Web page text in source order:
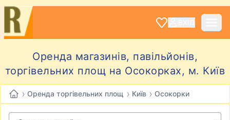
Оренда магазинів, павільйонів,
торгівельних площ на Осокорках, м. Київ
› Оренда торгівельних площ › Київ › Осокорки